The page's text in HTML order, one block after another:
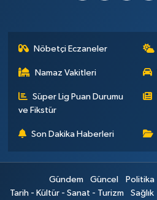
Nöbetçi Eczaneler
Namaz Vakitleri
Süper Lig Puan Durumu
ve Fikstür
Son Dakika Haberleri
Gündem Güncel Politika
Tarih - Kültür - Sanat - Turizm
Sağlık